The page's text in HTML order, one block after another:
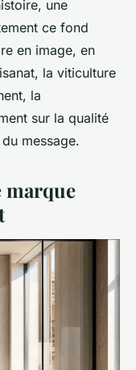
une
ce fond
en image, en
la viticulture
la
sur la qualité
message.
marque